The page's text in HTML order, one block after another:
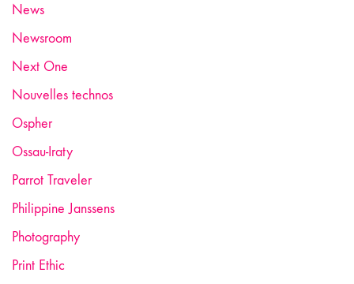
News
Newsroom
Next One
Nouvelles technos
Ospher
Ossau-Iraty
Parrot Traveler
Philippine Janssens
Photography
Print Ethic